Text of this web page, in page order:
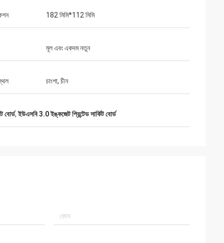
182 মিমি*112 মিমি
মূল এবং একদম নতুন
চাংশা, চীন
বোর্ড,ইউএসবি 3.0 ইঙ্কজেট প্রিন্টেড সার্কিট বোর্ড